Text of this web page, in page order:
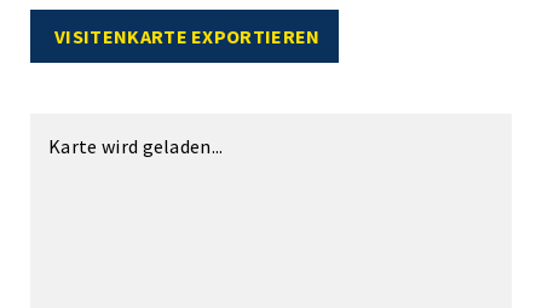
VISITENKARTE EXPORTIEREN
Karte wird geladen...